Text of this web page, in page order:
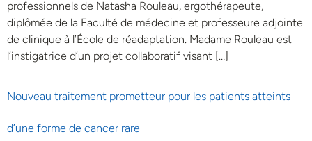
professionnels de Natasha Rouleau, ergothérapeute,
diplômée de la Faculté de médecine et professeure adjointe
de clinique à l’École de réadaptation. Madame Rouleau est
l’instigatrice d’un projet collaboratif visant […]
Nouveau traitement prometteur pour les patients atteints
d’une forme de cancer rare